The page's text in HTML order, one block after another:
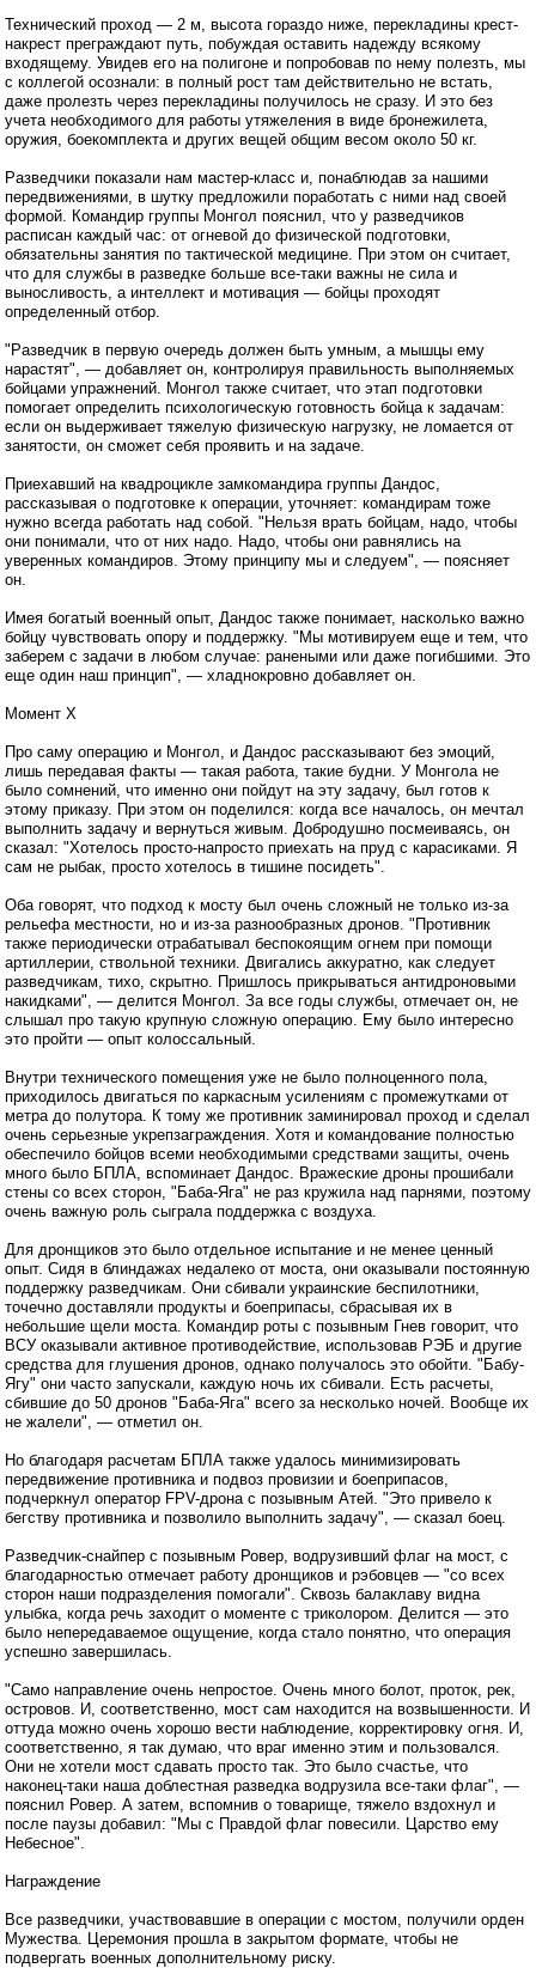
Технический проход — 2 м, высота гораздо ниже, перекладины крест-
накрест преграждают путь, побуждая оставить надежду всякому
входящему. Увидев его на полигоне и попробовав по нему полезть, мы
с коллегой осознали: в полный рост там действительно не встать,
даже пролезть через перекладины получилось не сразу. И это без
учета необходимого для работы утяжеления в виде бронежилета,
оружия, боекомплекта и других вещей общим весом около 50 кг.
Разведчики показали нам мастер-класс и, понаблюдав за нашими
передвижениями, в шутку предложили поработать с ними над своей
формой. Командир группы Монгол пояснил, что у разведчиков
расписан каждый час: от огневой до физической подготовки,
обязательны занятия по тактической медицине. При этом он считает,
что для службы в разведке больше все-таки важны не сила и
выносливость, а интеллект и мотивация — бойцы проходят
определенный отбор.
"Разведчик в первую очередь должен быть умным, а мышцы ему
нарастят", — добавляет он, контролируя правильность выполняемых
бойцами упражнений. Монгол также считает, что этап подготовки
помогает определить психологическую готовность бойца к задачам:
если он выдерживает тяжелую физическую нагрузку, не ломается от
занятости, он сможет себя проявить и на задаче.
Приехавший на квадроцикле замкомандира группы Дандос,
рассказывая о подготовке к операции, уточняет: командирам тоже
нужно всегда работать над собой. "Нельзя врать бойцам, надо, чтобы
они понимали, что от них надо. Надо, чтобы они равнялись на
уверенных командиров. Этому принципу мы и следуем", — поясняет
он.
Имея богатый военный опыт, Дандос также понимает, насколько важно
бойцу чувствовать опору и поддержку. "Мы мотивируем еще и тем, что
заберем с задачи в любом случае: ранеными или даже погибшими. Это
еще один наш принцип", — хладнокровно добавляет он.
Момент Х
Про саму операцию и Монгол, и Дандос рассказывают без эмоций,
лишь передавая факты — такая работа, такие будни. У Монгола не
было сомнений, что именно они пойдут на эту задачу, был готов к
этому приказу. При этом он поделился: когда все началось, он мечтал
выполнить задачу и вернуться живым. Добродушно посмеиваясь, он
сказал: "Хотелось просто-напросто приехать на пруд с карасиками. Я
сам не рыбак, просто хотелось в тишине посидеть".
Оба говорят, что подход к мосту был очень сложный не только из-за
рельефа местности, но и из-за разнообразных дронов. "Противник
также периодически отрабатывал беспокоящим огнем при помощи
артиллерии, ствольной техники. Двигались аккуратно, как следует
разведчикам, тихо, скрытно. Пришлось прикрываться антидроновыми
накидками", — делится Монгол. За все годы службы, отмечает он, не
слышал про такую крупную сложную операцию. Ему было интересно
это пройти — опыт колоссальный.
Внутри технического помещения уже не было полноценного пола,
приходилось двигаться по каркасным усилениям с промежутками от
метра до полутора. К тому же противник заминировал проход и сделал
очень серьезные укрепзаграждения. Хотя и командование полностью
обеспечило бойцов всеми необходимыми средствами защиты, очень
много было БПЛА, вспоминает Дандос. Вражеские дроны прошибали
стены со всех сторон, "Баба-Яга" не раз кружила над парнями, поэтому
очень важную роль сыграла поддержка с воздуха.
Для дронщиков это было отдельное испытание и не менее ценный
опыт. Сидя в блиндажах недалеко от моста, они оказывали постоянную
поддержку разведчикам. Они сбивали украинские беспилотники,
точечно доставляли продукты и боеприпасы, сбрасывая их в
небольшие щели моста. Командир роты с позывным Гнев говорит, что
ВСУ оказывали активное противодействие, использовав РЭБ и другие
средства для глушения дронов, однако получалось это обойти. "Бабу-
Ягу" они часто запускали, каждую ночь их сбивали. Есть расчеты,
сбившие до 50 дронов "Баба-Яга" всего за несколько ночей. Вообще их
не жалели", — отметил он.
Но благодаря расчетам БПЛА также удалось минимизировать
передвижение противника и подвоз провизии и боеприпасов,
подчеркнул оператор FPV-дрона с позывным Атей. "Это привело к
бегству противника и позволило выполнить задачу", — сказал боец.
Разведчик-снайпер с позывным Ровер, водрузивший флаг на мост, с
благодарностью отмечает работу дронщиков и рэбовцев — "со всех
сторон наши подразделения помогали". Сквозь балаклаву видна
улыбка, когда речь заходит о моменте с триколором. Делится — это
было непередаваемое ощущение, когда стало понятно, что операция
успешно завершилась.
"Само направление очень непростое. Очень много болот, проток, рек,
островов. И, соответственно, мост сам находится на возвышенности. И
оттуда можно очень хорошо вести наблюдение, корректировку огня. И,
соответственно, я так думаю, что враг именно этим и пользовался.
Они не хотели мост сдавать просто так. Это было счастье, что
наконец-таки наша доблестная разведка водрузила все-таки флаг", —
пояснил Ровер. А затем, вспомнив о товарище, тяжело вздохнул и
после паузы добавил: "Мы с Правдой флаг повесили. Царство ему
Небесное".
Награждение
Все разведчики, участвовавшие в операции с мостом, получили орден
Мужества. Церемония прошла в закрытом формате, чтобы не
подвергать военных дополнительному риску.